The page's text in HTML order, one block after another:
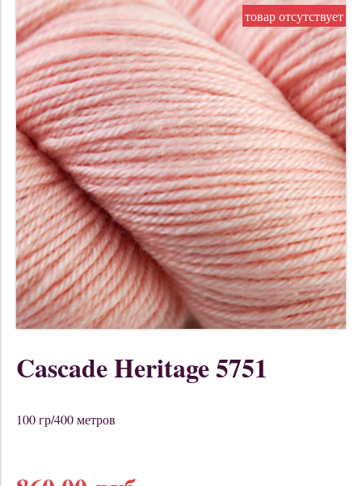
товар отсутствует
Cascade Heritage 5751
100 гр/400 метров